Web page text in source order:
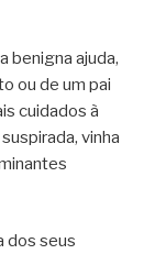
benigna ajuda,
ou de um pai
cuidados à
vinha
dos seus